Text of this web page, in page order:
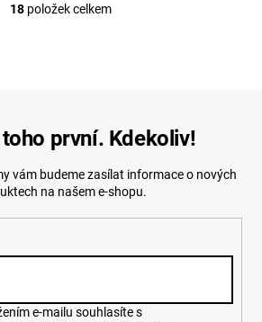
O
p
v
k
p
u
18položek celkem
první. Kdekoliv!
vám budeme zasílat informace o nových
na našem e-shopu.